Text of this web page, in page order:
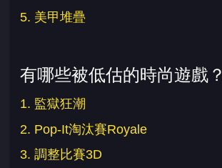
5. 美甲堆疊
有哪些被低估的時尚遊戲？
1. 監獄狂潮
2. Pop-It淘汰賽Royale
3. 調整比賽3D